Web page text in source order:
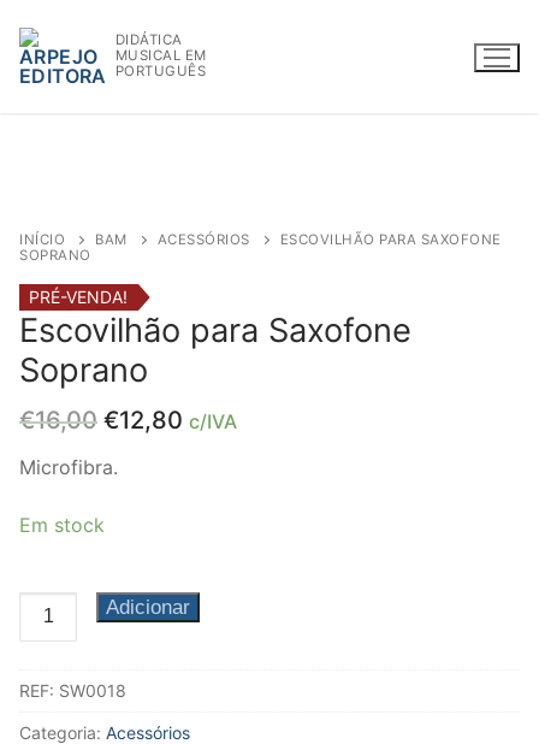
para
conteúdo
DIDÁTICA
MUSICAL EM
PORTUGUÊS
WWW.ARPEJOEDITORA.PT | INFO@ARPEJOEDITORA.PT
Partituras
Madeiras
Saxofone
INÍCIO BAM ACESSÓRIOS
ESCOVILHÃO PARA SAXOFONE
SOPRANO
PRÉ-VENDA!
Escovilhão para Saxofone
Soprano
€16,00 O
preço
original
€16,00.
€12,80 O
c/IVA
Microfibra.
Em stock
Quantidade
de
para
Saxofone
Adicionar
REF: SW0018
Categoria: Acessórios